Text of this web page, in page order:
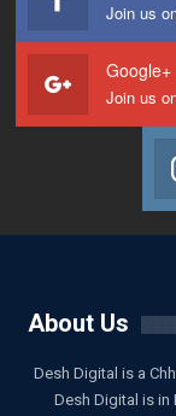
Join us
Google+
Join us
About Us
Desh Digital is a
Desh Digital is in